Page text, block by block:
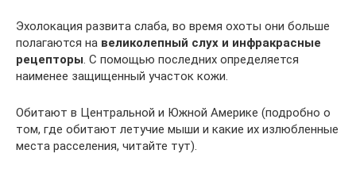
Эхолокация развита слаба, во время охоты они больше
полагаются на великолепный слух и инфракрасные
рецепторы. С помощью последних определяется
наименее защищенный участок кожи.
Обитают в Центральной и Южной Америке (подробно о
том, где обитают летучие мыши и какие их излюбленные
места расселения, читайте тут).